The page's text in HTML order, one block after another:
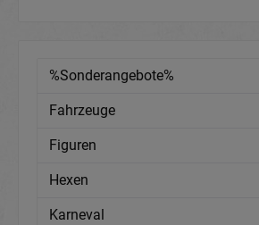
%Sonderangebote%
Fahrzeuge
Figuren
Hexen
Karneval